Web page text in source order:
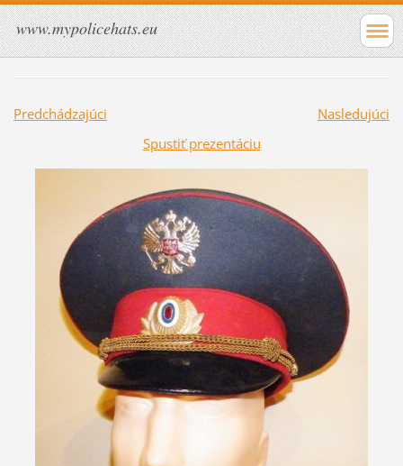
www.mypolicehats.eu
Predchádzajúci
Nasledujúci
Spustiť prezentáciu